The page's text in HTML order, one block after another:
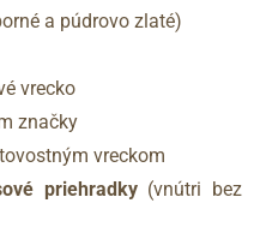
a púdrovo zlaté)
vrecko
značky
vreckom
priehradky(vnútri bez